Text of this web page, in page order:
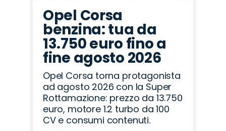
Opel Corsa
benzina: tua da
13.750 euro fino a
fine agosto 2026
Opel Corsa torna protagonista
ad agosto 2026 con la Super
Rottamazione: prezzo da 13.750
euro, motore 1.2 turbo da 100
CV e consumi contenuti.